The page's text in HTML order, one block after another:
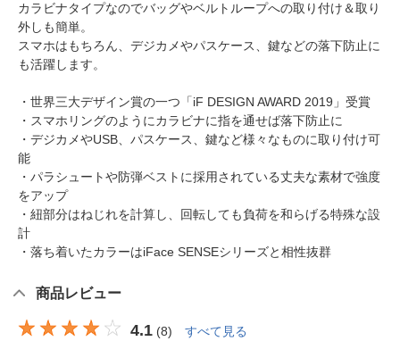
カラビナタイプなのでバッグやベルトループへの取り付け＆取り
外しも簡単。
スマホはもちろん、デジカメやパスケース、鍵などの落下防止に
も活躍します。
・世界三大デザイン賞の一つ「iF DESIGN AWARD 2019」受賞
・スマホリングのようにカラビナに指を通せば落下防止に
・デジカメやUSB、パスケース、鍵など様々なものに取り付け可
能
・パラシュートや防弾ベストに採用されている丈夫な素材で強度
をアップ
・紐部分はねじれを計算し、回転しても負荷を和らげる特殊な設
計
・落ち着いたカラーはiFace SENSEシリーズと相性抜群
商品レビュー
4.1 (8) すべて見る